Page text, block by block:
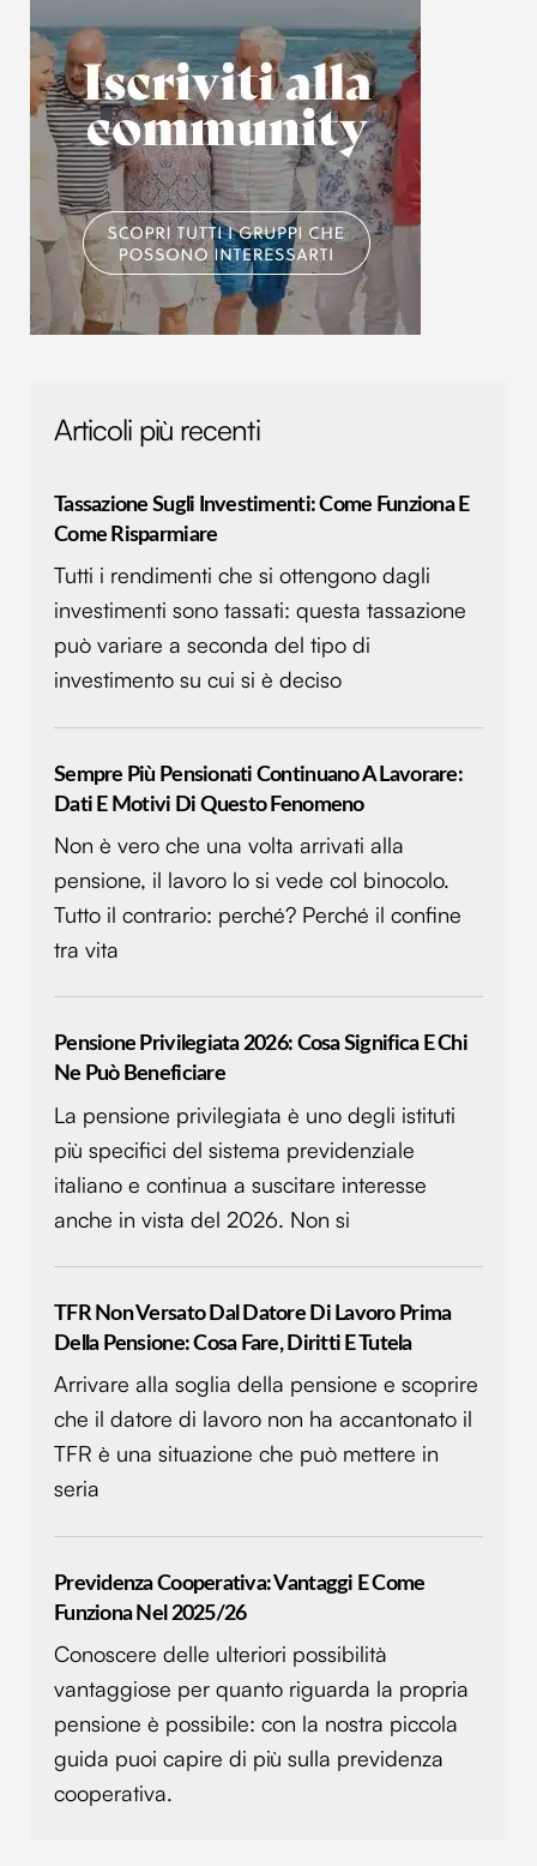
Articoli più recenti
Tassazione Sugli Investimenti: Come Funziona E
Come Risparmiare
Tutti i rendimenti che si ottengono dagli
investimenti sono tassati: questa tassazione
può variare a seconda del tipo di
investimento su cui si è deciso
Sempre Più Pensionati Continuano A Lavorare:
Dati E Motivi Di Questo Fenomeno
Non è vero che una volta arrivati alla
pensione, il lavoro lo si vede col binocolo.
Tutto il contrario: perché? Perché il confine
tra vita
Pensione Privilegiata 2026: Cosa Significa E Chi
Ne Può Beneficiare
La pensione privilegiata è uno degli istituti
più specifici del sistema previdenziale
italiano e continua a suscitare interesse
anche in vista del 2026. Non si
TFR Non Versato Dal Datore Di Lavoro Prima
Della Pensione: Cosa Fare, Diritti E Tutela
Arrivare alla soglia della pensione e scoprire
che il datore di lavoro non ha accantonato il
TFR è una situazione che può mettere in
seria
Previdenza Cooperativa: Vantaggi E Come
Funziona Nel 2025/26
Conoscere delle ulteriori possibilità
vantaggiose per quanto riguarda la propria
pensione è possibile: con la nostra piccola
guida puoi capire di più sulla previdenza
cooperativa.